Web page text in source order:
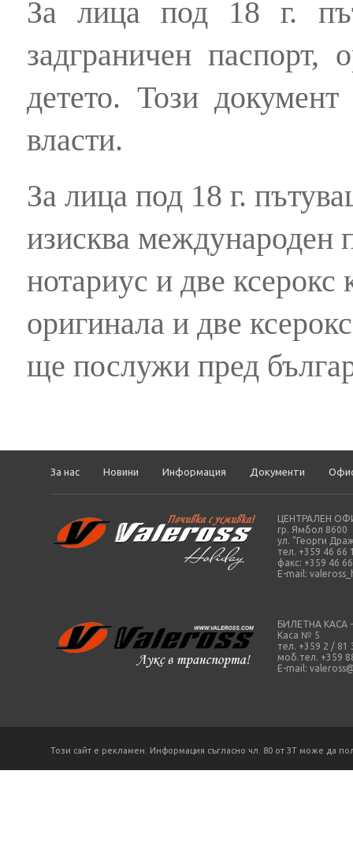
За лица под 18 г.
задграничен
детето. Този
власти.
За лица под 18 г.
изисква международен
нотариус и две ксерокс
оригинала и две
ще послужи пред
За нас Новини Информация Документи
ЦЕНТРАЛЕН
гр. Ямбол 8600
ул. "Георги
тел. +359 46 66
факс: +359 46
E-mail:
БИЛЕТНА КАСА
Каса № 5
тел. +359 2 / 81
моб.тел. +359
E-mail:
Този сайт е рекламен. Информация съгласно чл. 80 от ЗТ може да